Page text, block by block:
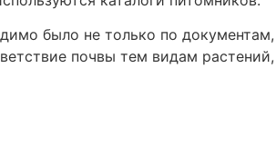
было не только по
почвы тем видам растений,